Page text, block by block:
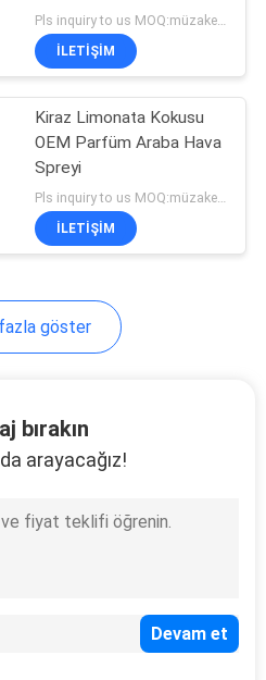
Parfümü
25
Pls inquiry to us MOQ:müzakere
İLETIŞIM
Kiraz Limonata Kokusu
OEM Parfüm Araba Hava
Spreyi
İLETIŞIM
göster
bırakın
arayacağız!